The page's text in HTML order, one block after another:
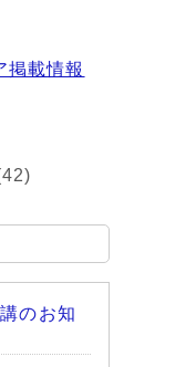
掲載情報
のお知